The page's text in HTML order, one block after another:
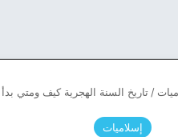
/ تاريخ السنة الهجرية كيف ومتي
إسلاميات